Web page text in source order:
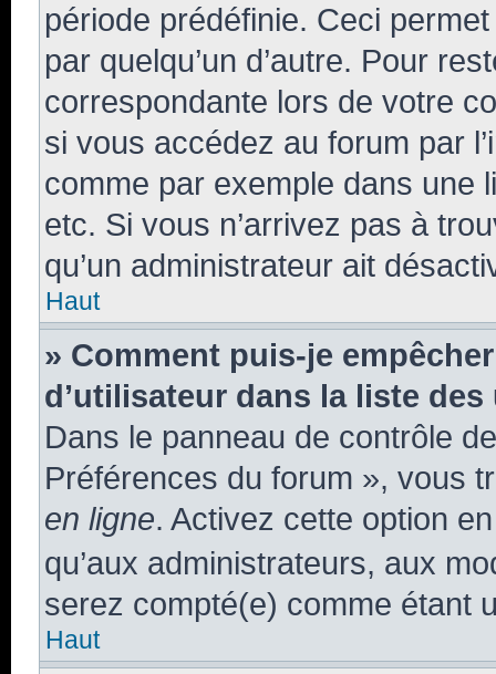
période prédéfinie. Ceci
par quelqu’un d’autre. Pour
correspondante lors de votre
si vous accédez au forum par
comme par exemple dans une
etc. Si vous n’arrivez pas à
qu’un administrateur ait
Haut
» Comment puis-je
d’utilisateur dans la liste
Dans le panneau de contrôle
Préférences du forum », vous
en ligne. Activez cette option
qu’aux administrateurs, aux
serez compté(e) comme étant
Haut